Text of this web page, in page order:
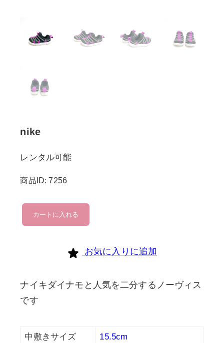
nike
レンタル可能
商品ID: 7256
nike
個
カートに入れる
お気に入りに追加
ナイキダイナモと人気を二分するノーヴィス
です
中敷きサイズ 15.5cm